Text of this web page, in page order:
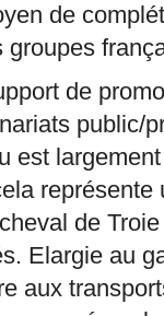
de
groupes
de
public/
est
de
Elargie au
aux